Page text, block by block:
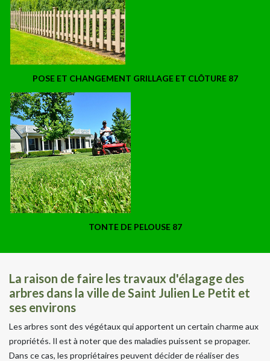
POSE ET CHANGEMENT GRILLAGE ET CLÔTURE 87
TONTE DE PELOUSE 87
La raison de faire les travaux d'élagage des
arbres dans la ville de Saint Julien Le Petit et
ses environs
Les arbres sont des végétaux qui apportent un certain charme aux
propriétés. Il est à noter que des maladies puissent se propager.
Dans ce cas, les propriétaires peuvent décider de réaliser des